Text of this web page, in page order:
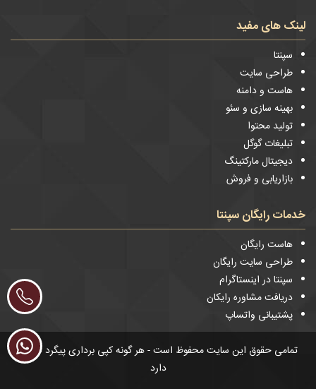
لینک های مفید
سپنتا
طراحی سایت
هاست و دامنه
بهینه سازی و سئو
تولید محتوا
تبلیغات گوگل
دیجیتال مارکتینگ
بازاریابی و فروش
خدمات رایگان سپنتا
هاست رایگان
طراحی سایت رایگان
سپنتا در اینستاگرام
دریافت مشاوره رایکان
پشتیبانی واتساپ
تمامی حقوق این سایت محفوظ است - هر گونه کپی برداری پیگرد قانونی
دارد